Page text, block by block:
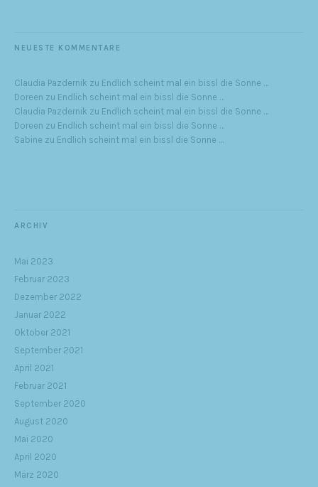
NEUESTE KOMMENTARE
Claudia Pazdernik zu Endlich scheint mal ein bissl die Sonne …
Doreen zu Endlich scheint mal ein bissl die Sonne …
Claudia Pazdernik zu Endlich scheint mal ein bissl die Sonne …
Doreen zu Endlich scheint mal ein bissl die Sonne …
Sabine zu Endlich scheint mal ein bissl die Sonne …
ARCHIV
Mai 2023
Februar 2023
Dezember 2022
Januar 2022
Oktober 2021
September 2021
April 2021
Februar 2021
September 2020
August 2020
Mai 2020
April 2020
März 2020